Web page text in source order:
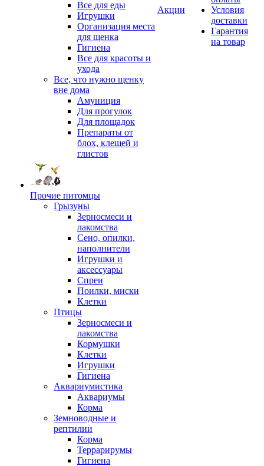
Все для еды
Игрушки
Организация места
для щенка
Гигиена
Все для красоты и
ухода
Все, что нужно щенку
вне дома
Амуниция
Для прогулок
Для площадок
Препараты от
блох, клещей и
глистов
Прочие питомцы
Грызуны
Зерносмеси и
лакомства
Сено, опилки,
наполнители
Игрушки и
аксессуары
Спреи
Поилки, миски
Клетки
Птицы
Зерносмеси и
лакомства
Кормушки
Клетки
Игрушки
Гигиена
Аквариумистика
Аквариумы
Корма
Земноводные и
рептилии
Корма
Террарирумы
Гигиена
Акции
Условия
доставки
Гарантия
на товар